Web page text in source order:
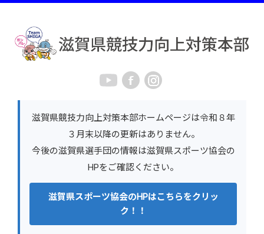
滋賀県競技力向上対策本部ホームページは令和８年
３月末以降の更新はありません。
今後の滋賀県選手団の情報は滋賀県スポーツ協会の
HPをご確認ください。
滋賀県スポーツ協会のHPはこちらをクリッ
ク！！